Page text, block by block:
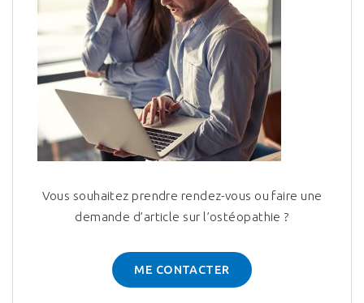
Vous souhaitez prendre rendez-vous ou faire une
demande d’article sur l’ostéopathie ?
ME CONTACTER